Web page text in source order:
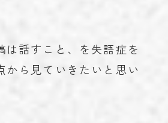
BLOG
は話すこと、を失語症を
から見ていきたいと思い